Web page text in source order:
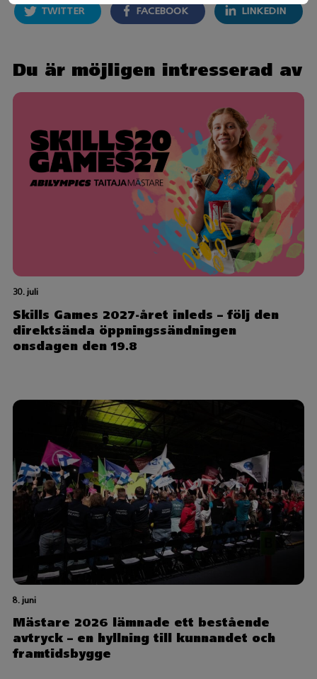
TWITTER FACEBOOK LINKEDIN
Du är möjligen intresserad av
30. juli
Skills Games 2027-året inleds – följ den
direktsända öppningssändningen
onsdagen den 19.8
8. juni
Mästare 2026 lämnade ett bestående
avtryck – en hyllning till kunnandet och
framtidsbygge